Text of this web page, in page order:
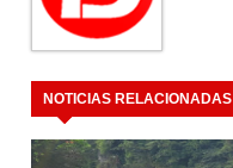
NOTICIAS RELACIONADAS